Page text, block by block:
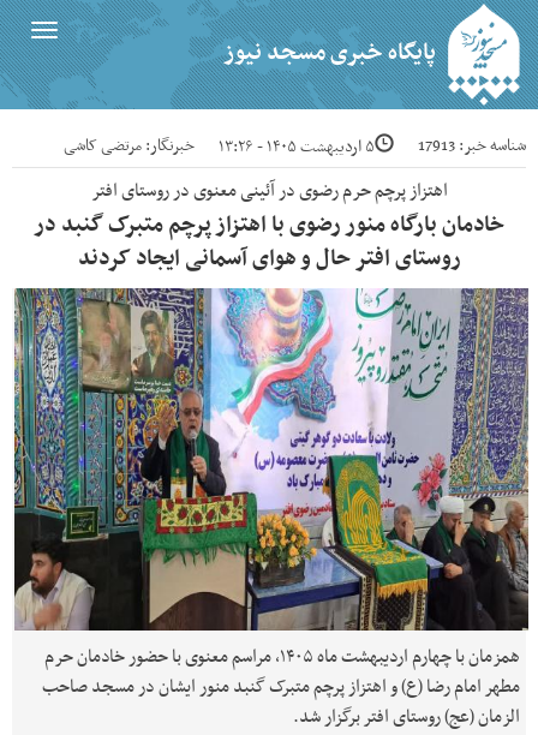
پایگاه خبری مسجد نیوز
Toggle
شناسه خبر: 17913 ۵ اردیبهشت ۱۴۰۵ - ۱۳:۲۶ خبرنگار: مرتضی کاشی
اهتزاز پرچم حرم رضوی در آئینی معنوی در روستای افتر
خادمان بارگاه منور رضوی با اهتزاز پرچم متبرک گنبد در
روستای افتر حال و هوای آسمانی ایجاد کردند
همزمان با چهارم اردیبهشت ماه ۱۴۰۵، مراسم معنوی با حضور خادمان حرم
مطهر امام رضا (ع) و اهتزاز پرچم متبرک گنبد منور ایشان در مسجد صاحب
الزمان (عج) روستای افتر برگزار شد.